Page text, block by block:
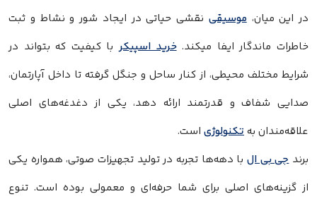
در این میان،موسیقی نقشی حیاتی در ایجاد شور و نشاط و ثبت
خاطرات ماندگار ایفا میکند.خرید اسپیکربا کیفیت که بتواند در
شرایط مختلف محیطی، از کنار ساحل و جنگل گرفته تا داخل آپارتمان،
صدایی شفاف و قدرتمند ارائه دهد، یکی از دغدغه‌های اصلی
علاقه‌مندان بهتکنولوژی است.
برندجی بی ال با دهه‌ها تجربه در تولید تجهیزات صوتی، همواره یکی
از گزینه‌های اصلی برای شما حرفه‌ای و معمولی بوده است. تنوع